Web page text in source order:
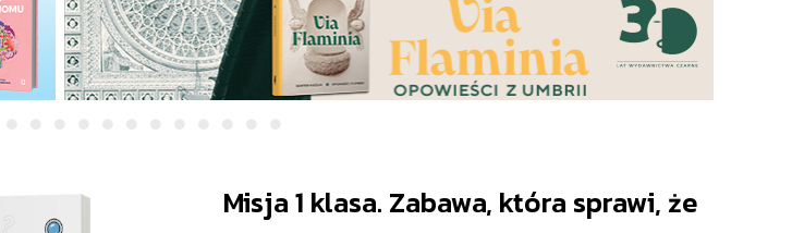
Misja 1 klasa. Zabawa, która sprawi, że